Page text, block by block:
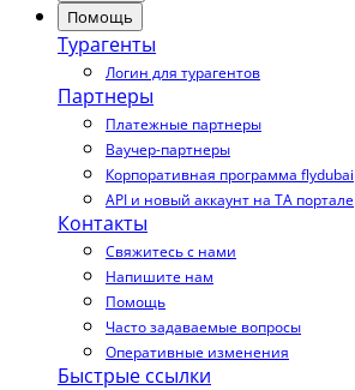
Помощь
Турагенты
Логин для турагентов
Партнеры
Платежные партнеры
Ваучер-партнеры
Корпоративная программа flydubai
API и новый аккаунт на TA портале
Контакты
Свяжитесь с нами
Напишите нам
Помощь
Часто задаваемые вопросы
Оперативные изменения
Быстрые ссылки